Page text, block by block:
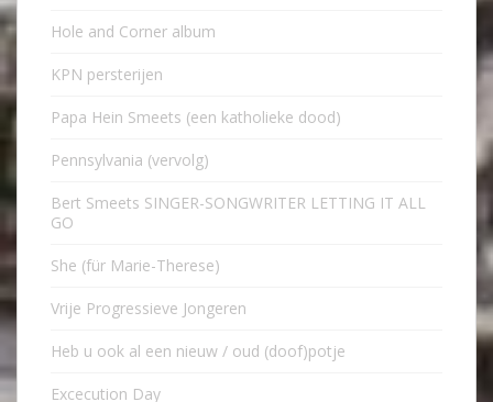
Hole and Corner album
KPN persterijen
Papa Hein Smeets (een katholieke dood)
Pennsylvania (vervolg)
Bert Smeets SINGER-SONGWRITER LETTING IT ALL
GO
She (für Marie-Therese)
Vrije Progressieve Jongeren
Heb u ook al een nieuw / oud (doof)potje
Excecution Day